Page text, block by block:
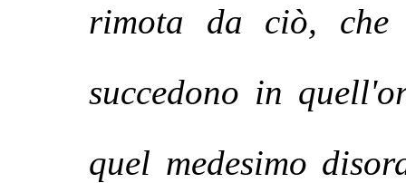
rimota da ciò, che
succedono in
quel medesimo